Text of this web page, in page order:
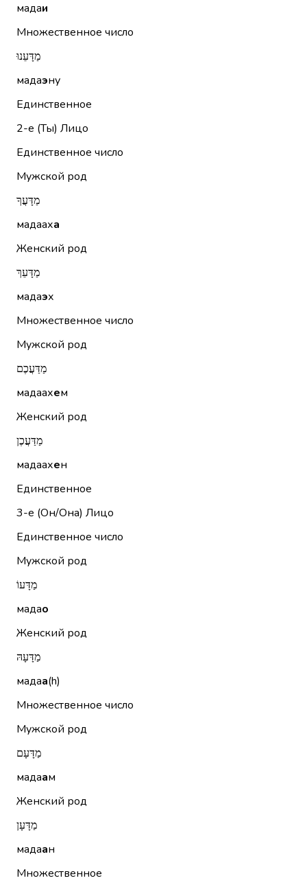
мадаи
Множественное число
מַדָּעֵנוּ
мадаэну
Единственное
2-е (Ты) Лицо
Единственное число
Мужской род
מַדָּעֲךָ
мадааха
Женский род
מַדָּעֵךְ
мадаэх
Множественное число
Мужской род
מַדַּעֲכֶם
мадаахем
Женский род
מַדַּעֲכֶן
мадаахен
Единственное
3-е (Он/Она) Лицо
Единственное число
Мужской род
מַדָּעוֹ
мадао
Женский род
מַדָּעָהּ
мадаа(h)
Множественное число
Мужской род
מַדָּעָם
мадаам
Женский род
מַדָּעָן
мадаан
Множественное